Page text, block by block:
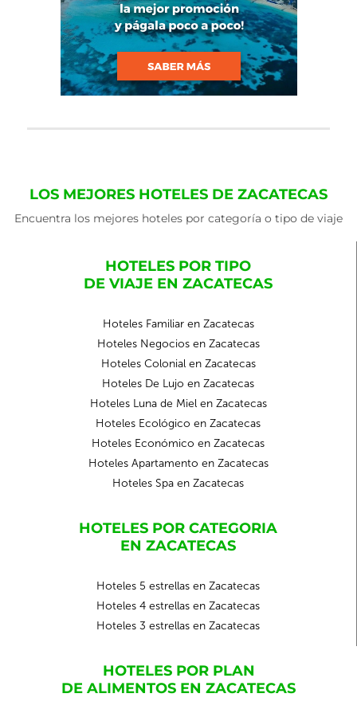
LOS MEJORES HOTELES DE ZACATECAS
Encuentra los mejores hoteles por categoría o tipo de viaje
HOTELES POR TIPO
DE VIAJE EN ZACATECAS
Hoteles Familiar en Zacatecas
Hoteles Negocios en Zacatecas
Hoteles Colonial en Zacatecas
Hoteles De Lujo en Zacatecas
Hoteles Luna de Miel en Zacatecas
Hoteles Ecológico en Zacatecas
Hoteles Económico en Zacatecas
Hoteles Apartamento en Zacatecas
Hoteles Spa en Zacatecas
HOTELES POR CATEGORIA
EN ZACATECAS
Hoteles 5 estrellas en Zacatecas
Hoteles 4 estrellas en Zacatecas
Hoteles 3 estrellas en Zacatecas
HOTELES POR PLAN
DE ALIMENTOS EN ZACATECAS